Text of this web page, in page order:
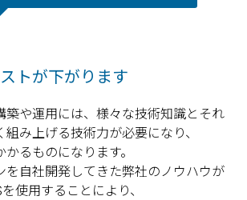
トが下がります
築や運用には、様々な技術知識とそれ
組み上げる技術力が必要になり、
るものになります。
を自社開発してきた弊社のノウハウが
使用することにより、